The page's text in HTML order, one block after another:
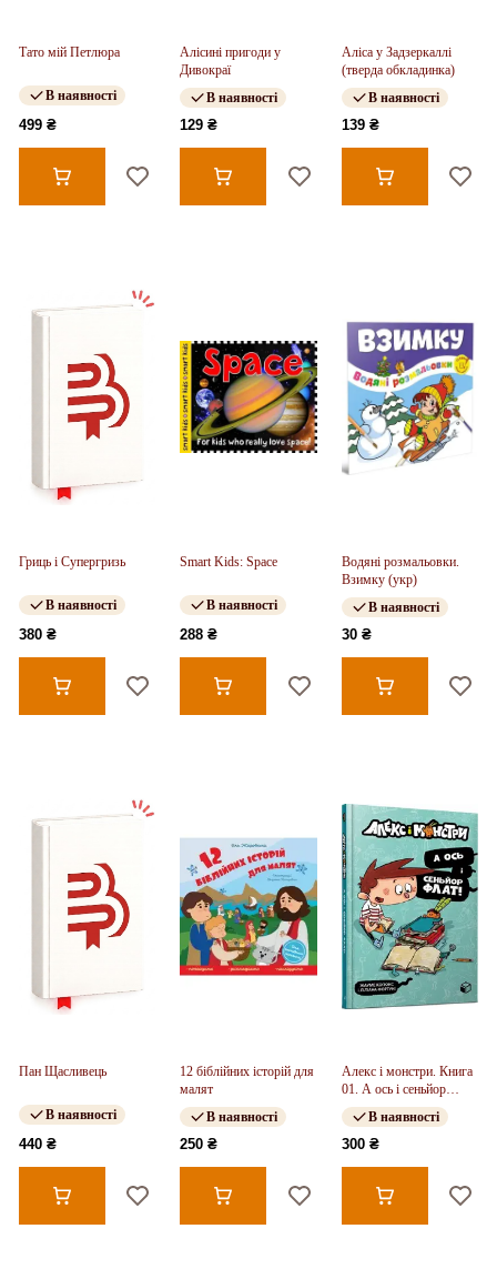
Тато мій Петлюра
В наявності
499 ₴
Алісині пригоди у
Дивокраї
В наявності
129 ₴
Аліса у Задзеркаллі
(тверда обкладинка)
В наявності
139 ₴
Гриць і Супергризь
В наявності
380 ₴
Smart Kids: Space
В наявності
288 ₴
Водяні розмальовки.
Взимку (укр)
В наявності
30 ₴
Пан Щасливець
В наявності
440 ₴
12 біблійних історій для
малят
В наявності
250 ₴
Алекс і монстри. Книга
01. А ось і сеньйор
Флат!
В наявності
300 ₴